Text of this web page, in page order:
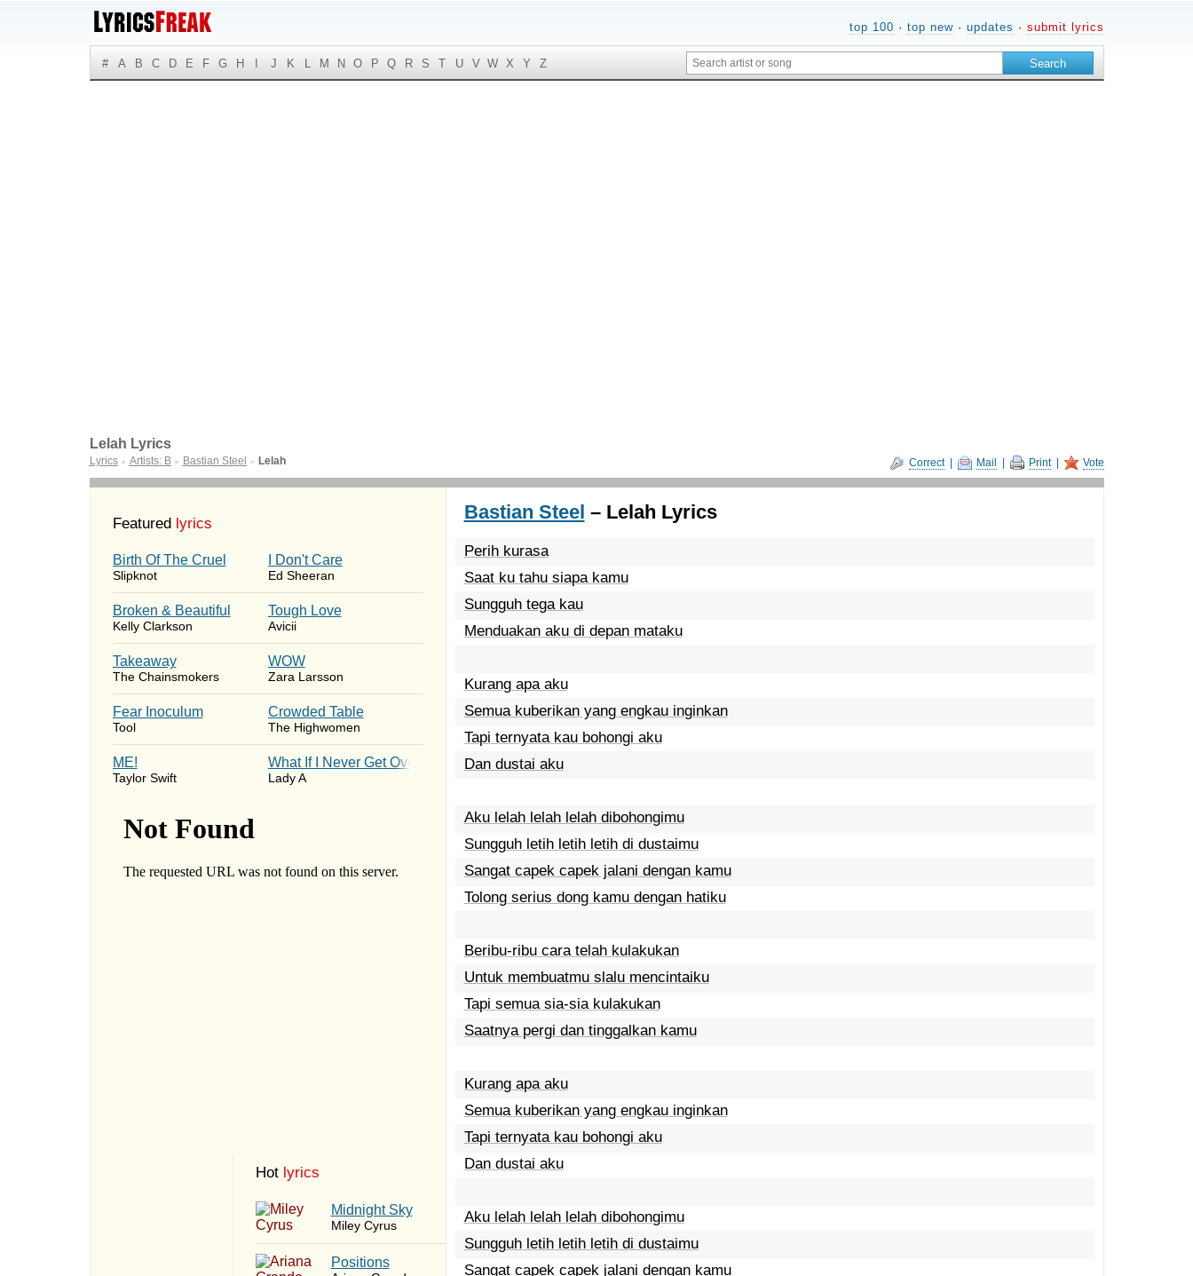
top 100 · top new· updates · submit lyrics
# A B C D E F G H J K L M N O P Q R S T U V W X Y Z
Correct| Mail Print| Vote
Lelah Lyrics
Lyrics ► Artists: B ► Bastian Steel ► Lelah
Featured lyrics
Birth Of The Cruel
Slipknot
I Don't Care
Ed Sheeran
Broken & Beautiful
Kelly Clarkson
Tough Love
Avicii
Takeaway
The Chainsmokers
WOW
Zara Larsson
Fear Inoculum
Tool
Crowded Table
The Highwomen
ME!
Taylor Swift
What If I Never Get Over You
Lady A
Hot lyrics
Midnight Sky
Miley Cyrus
​Positions
Bastian Steel – Lelah Lyrics
Perih kurasa
Saat ku tahu siapa kamu
Sungguh tega kau
Menduakan aku di depan mataku
Kurang apa aku
Semua kuberikan yang engkau inginkan
Tapi ternyata kau bohongi aku
Dan dustai aku
Aku lelah lelah lelah dibohongimu
Sungguh letih letih letih di dustaimu
Sangat capek capek jalani dengan kamu
Tolong serius dong kamu dengan hatiku
Beribu-ribu cara telah kulakukan
Untuk membuatmu slalu mencintaiku
Tapi semua sia-sia kulakukan
Saatnya pergi dan tinggalkan kamu
Kurang apa aku
Semua kuberikan yang engkau inginkan
Tapi ternyata kau bohongi aku
Dan dustai aku
Aku lelah lelah lelah dibohongimu
Sungguh letih letih letih di dustaimu
Sangat capek capek jalani dengan kamu